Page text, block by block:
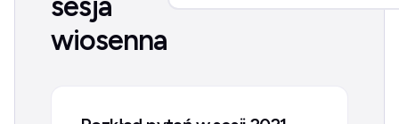
wiosenna